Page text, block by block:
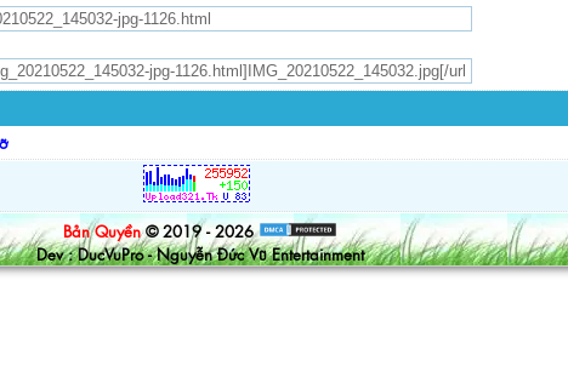
Bản Quyền © 2019 - 2026
Dev : DucVuPro - Nguyễn Đức Vũ Entertainment